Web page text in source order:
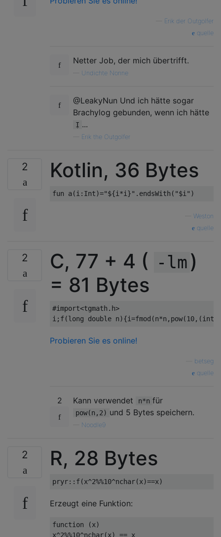
Erik der Outgolfer
quelle
Netter Job, der mich übertrifft.
Undichte Nonne
@LeakyNun Und ich hätte sogar
Brachylog gebunden, wenn ich hätte
Ị ...
Erik the Outgolfer
2 Kotlin, 36 Bytes
Weston
quelle
2 C, 77 + 4 ( -lm )
= 81 Bytes
#import<tgmath.h>
i ; f(long double n){i=fmod (n*n , pow(10,(int
Probieren Sie es online!
betseg
quelle
2 Kann verwendet n*n für
pow(n,2) und 5 Bytes speichern.
Noodle9
2 R, 28 Bytes
Erzeugt eine Funktion:
function (x)